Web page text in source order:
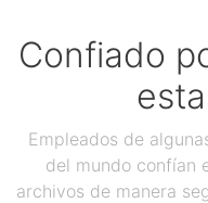
Confiado
Empleados de
del mundo confían
archivos de manera